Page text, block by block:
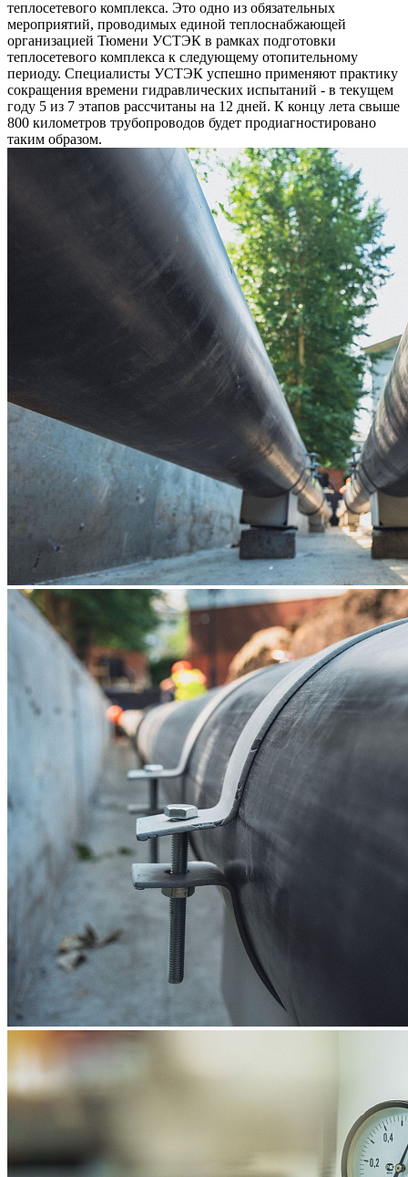
теплосетевого комплекса. Это одно из обязательных
мероприятий, проводимых единой теплоснабжающей
организацией Тюмени УСТЭК в рамках подготовки
теплосетевого комплекса к следующему отопительному
периоду. Специалисты УСТЭК успешно применяют практику
сокращения времени гидравлических испытаний - в текущем
году 5 из 7 этапов рассчитаны на 12 дней. К концу лета свыше
800 километров трубопроводов будет продиагностировано
таким образом.